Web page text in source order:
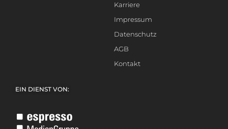
Karriere
Impressum
Datenschutz
AGB
Kontakt
EIN DIENST VON: